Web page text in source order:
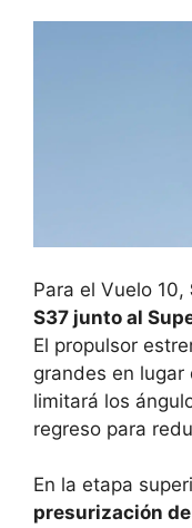
Para el Vuelo 10,
S37 junto al
El propulsor
grandes en lugar
limitará los
regreso para
En la etapa
presurización